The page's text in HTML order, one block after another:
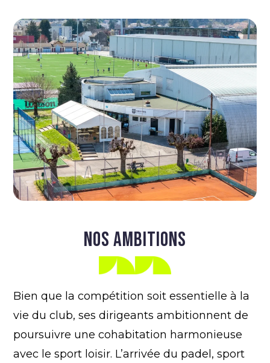
NOS AMBITIONS
Bien que la compétition soit essentielle à la
vie du club, ses dirigeants ambitionnent de
poursuivre une cohabitation harmonieuse
avec le sport loisir. L’arrivée du padel, sport